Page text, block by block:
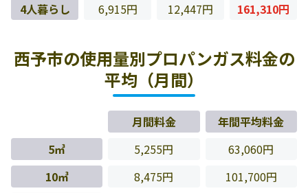
4人暮らし
6,915円 12,447円 161,310円
西予市の使用量別プロパンガス料金の
平均（月間）
月間料金
年間平均料金
5㎥
5,255円
63,060円
10㎥
8,475円
101,700円